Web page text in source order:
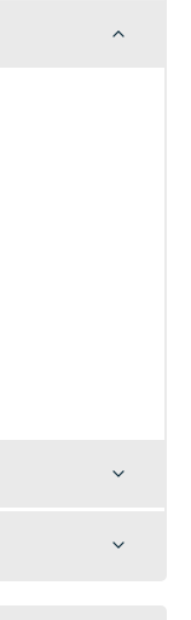
Rozbalit
Rozbalit
Rozbalit